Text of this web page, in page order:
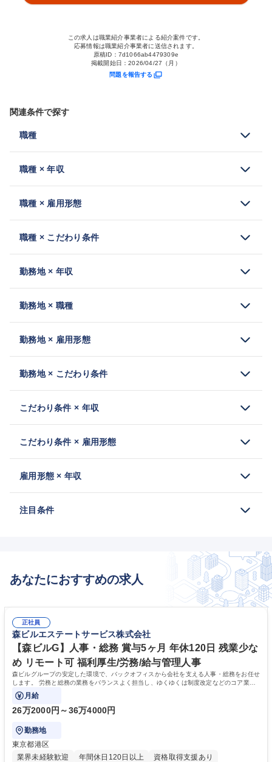
この求人は職業紹介事業者による紹介案件です。
応募情報は職業紹介事業者に送信されます。
原稿ID： 7d1066ab4479309e
掲載開始日：2026/04/27（月）
問題を報告する
関連条件で探す
職種
職種 × 年収
職種 × 雇用形態
職種 × こだわり条件
勤務地 × 年収
勤務地 × 職種
勤務地 × 雇用形態
勤務地 × こだわり条件
こだわり条件 × 年収
こだわり条件 × 雇用形態
雇用形態 × 年収
注目条件
あなたにおすすめの求人
正社員
森ビルエステートサービス株式会社
【森ビルG】人事・総務 賞与5ヶ月 年休120日 残業少な
め リモート可 福利厚生/労務/給与管理人事
森ビルグループの安定した環境で、バックオフィスから会社を支える人事・総務をお任せ
します。 労務と総務の業務をバランスよく担当し、ゆくゆくは制度改定などのコア業務
にも挑戦できる、やりがいある環境です。
月給
26万2000円～36万4000円
勤務地
東京都港区
業界未経験歓迎
年間休日120日以上
資格取得支援あり